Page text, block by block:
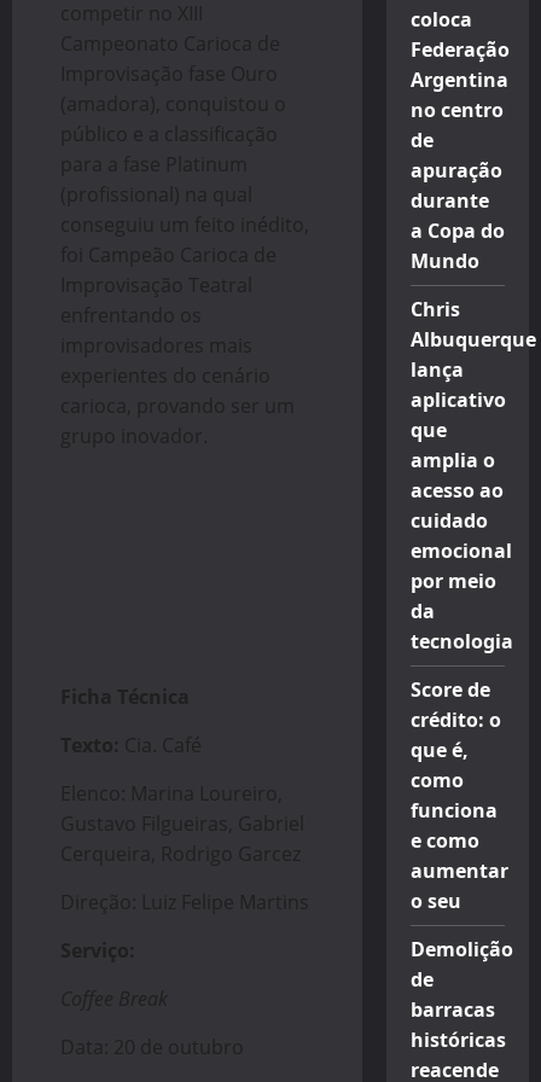
competir no XIII
Campeonato Carioca de
Improvisação fase Ouro
(amadora), conquistou o
público e a classificação
para a fase Platinum
(profissional) na qual
conseguiu um feito inédito,
foi Campeão Carioca de
Improvisação Teatral
enfrentando os
improvisadores mais
experientes do cenário
carioca, provando ser um
grupo inovador.
Ficha Técnica
Texto: Cia. Café
Elenco: Marina Loureiro,
Gustavo Filgueiras, Gabriel
Cerqueira, Rodrigo Garcez
Direção: Luiz Felipe Martins
Serviço:
Coffee Break
Data: 20 de outubro
coloca
Federação
Argentina
no centro
de
apuração
durante
a Copa do
Mundo
Chris
Albuquerque
lança
aplicativo
que
amplia o
acesso ao
cuidado
emocional
por meio
da
tecnologia
Score de
crédito: o
que é,
como
funciona
e como
aumentar
o seu
Demolição
de
barracas
históricas
reacende